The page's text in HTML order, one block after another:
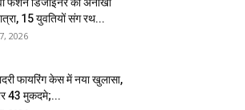
15 युवतियों संग रथ...
2026
फायरिंग केस में नया खुलासा,
43 मुकदमे;...